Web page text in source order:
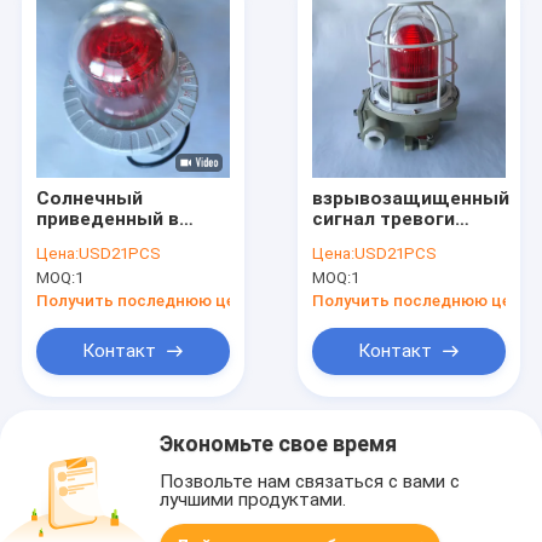
Солнечный
приведенный в
затруднения
авиации для
оповещения о
башни
Цена:USD21PCS
MOQ:1
Получить последнюю цену
Контакт
взрывозащищенный
сигнал тревоги
открытом воздухе
поворота налево
индикатора огня 5-
крытое
Цена:USD21PCS
MOQ:1
Получить последнюю цену
Контакт
Экономьте свое время
Позвольте нам связаться с вами с
лучшими продуктами.